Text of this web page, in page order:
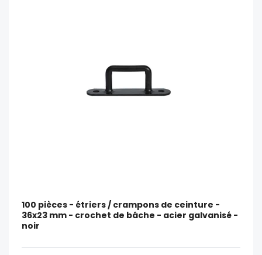
100 pièces - étriers / crampons de ceinture -
36x23 mm - crochet de bâche - acier galvanisé -
noir